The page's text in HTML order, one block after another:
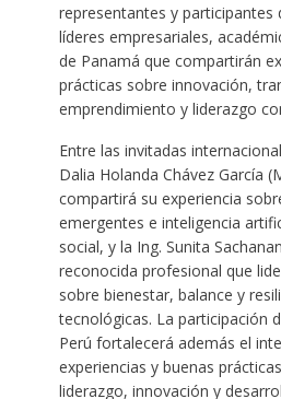
representantes y participantes
líderes empresariales,
de Panamá que compartirán
prácticas sobre innovación,
emprendimiento y liderazgo
Entre las invitadas
Dalia Holanda Chávez García
compartirá su experiencia
emergentes e inteligencia
social, y la Ing. Sunita
reconocida profesional que
sobre bienestar, balance y
tecnológicas. La participación
Perú fortalecerá además el
experiencias y buenas
liderazgo, innovación y